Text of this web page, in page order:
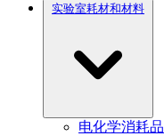
实验室耗材和材料
电化学消耗品